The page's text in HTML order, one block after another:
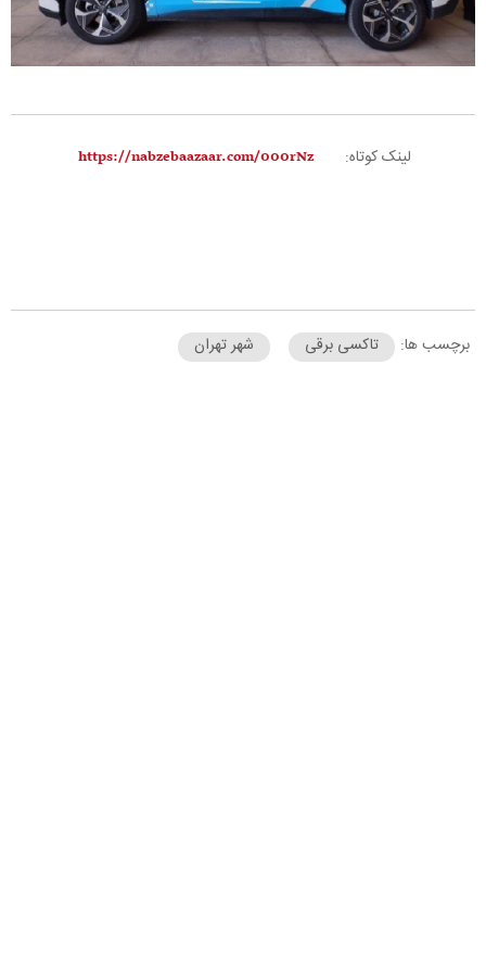
لینک کوتاه:
برچسب ها: تاکسی برقی شهر تهران